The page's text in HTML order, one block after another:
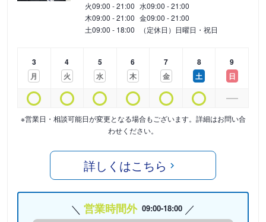
火09:00 - 21:00 水09:00 - 21:00
木09:00 - 21:00 金09:00 - 21:00
土09:00 - 18:00 （定休日）日曜日・祝日
3
月
4
火
5
水
6
木
7
金
8
土
9
日
※営業日・相談可能日が変更となる場合もございます。詳細はお問い合
わせください。
詳しくはこちら
営業時間外 09:00-18:00